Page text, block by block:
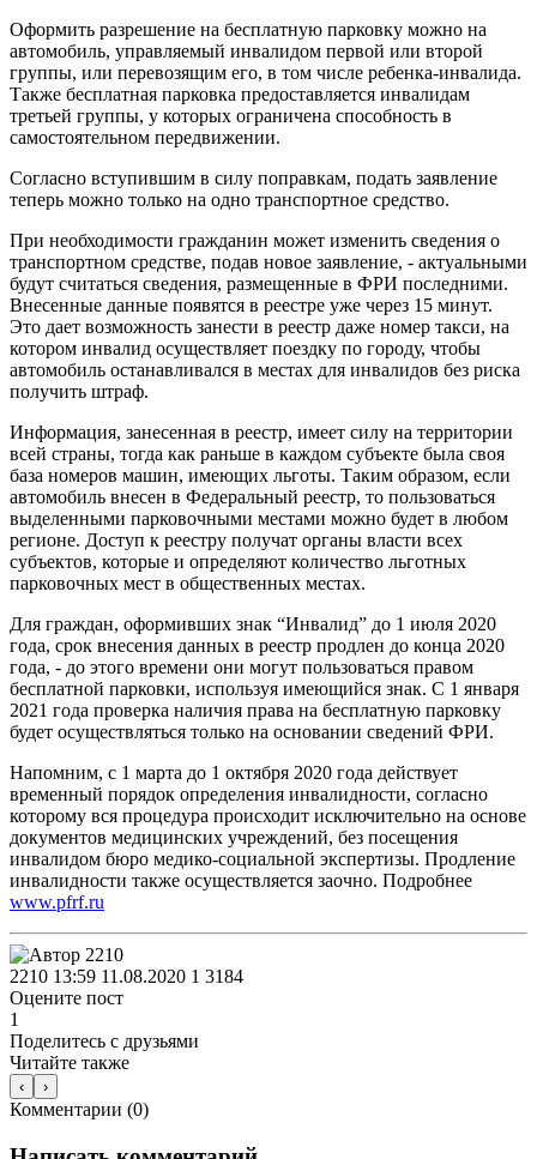
Оформить разрешение на бесплатную парковку можно на
автомобиль, управляемый инвалидом первой или второй
группы, или перевозящим его, в том числе ребенка-инвалида.
Также бесплатная парковка предоставляется инвалидам
третьей группы, у которых ограничена способность в
самостоятельном передвижении.
Согласно вступившим в силу поправкам, подать заявление
теперь можно только на одно транспортное средство.
При необходимости гражданин может изменить сведения о
транспортном средстве, подав новое заявление, - актуальными
будут считаться сведения, размещенные в ФРИ последними.
Внесенные данные появятся в реестре уже через 15 минут.
Это дает возможность занести в реестр даже номер такси, на
котором инвалид осуществляет поездку по городу, чтобы
автомобиль останавливался в местах для инвалидов без риска
получить штраф.
Информация, занесенная в реестр, имеет силу на территории
всей страны, тогда как раньше в каждом субъекте была своя
база номеров машин, имеющих льготы. Таким образом, если
автомобиль внесен в Федеральный реестр, то пользоваться
выделенными парковочными местами можно будет в любом
регионе. Доступ к реестру получат органы власти всех
субъектов, которые и определяют количество льготных
парковочных мест в общественных местах.
Для граждан, оформивших знак “Инвалид” до 1 июля 2020
года, срок внесения данных в реестр продлен до конца 2020
года, - до этого времени они могут пользоваться правом
бесплатной парковки, используя имеющийся знак. С 1 января
2021 года проверка наличия права на бесплатную парковку
будет осуществляться только на основании сведений ФРИ.
Напомним, с 1 марта до 1 октября 2020 года действует
временный порядок определения инвалидности, согласно
которому вся процедура происходит исключительно на основе
документов медицинских учреждений, без посещения
инвалидом бюро медико-социальной экспертизы. Продление
инвалидности также осуществляется заочно. Подробнее
www.pfrf.ru
2210 13:59 11.08.2020 1 3184
Оцените пост
1
Поделитесь с друзьями
Читайте также
‹ ›
Комментарии (0)